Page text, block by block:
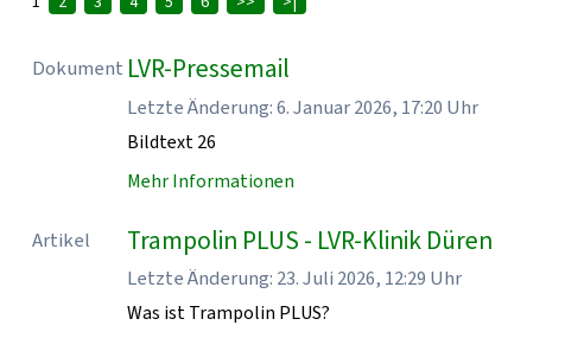
Dokument LVR-Pressemail
Letzte Änderung: 6. Januar 2026, 17:20 Uhr
Bildtext 26
Mehr Informationen
Artikel Trampolin PLUS - LVR-Klinik Düren
Letzte Änderung: 23. Juli 2026, 12:29 Uhr
Was ist Trampolin PLUS?